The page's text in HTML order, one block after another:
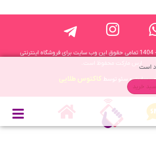
خرید
کپی رایت © 1398 – 1404 تمامی حقوق این وب سایت برای فروشگاه اینترنتی
ارس مارکت محفوظ است.
سایت و سئو توسط کاکتوس طلایی